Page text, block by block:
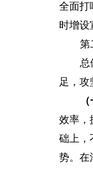
全面打
时增设
第
总
足，攻
效率，
础上，
势。在